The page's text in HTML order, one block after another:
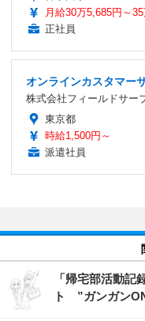
月給30万5,685円～
正社員
オンラインカスタマー
株式会社フィールドサー
東京都
時給1,500円～
派遣社員
「帰宅部活動記
ト ”ガンガン